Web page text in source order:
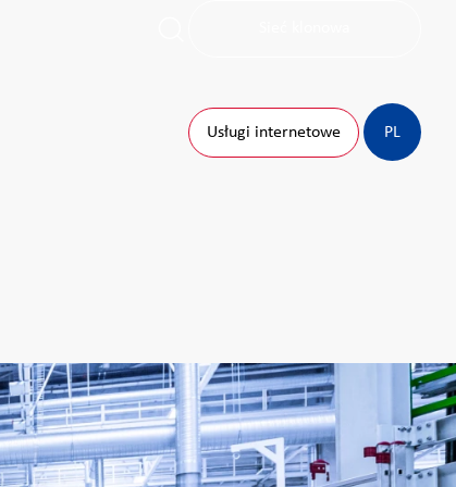
Usługi internetowe PL